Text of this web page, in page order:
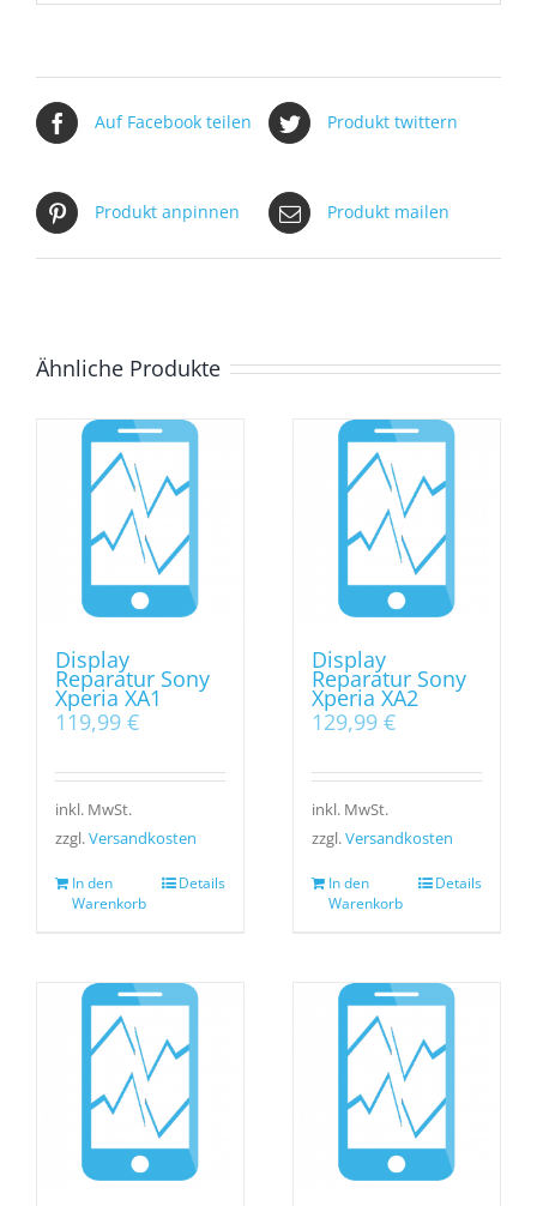
Auf Facebook teilen Produkt twittern
Produkt anpinnen Produkt mailen
Ähnliche Produkte
Display
Reparatur Sony
Xperia XA1
119,99 €
inkl. MwSt.
zzgl.Versandkosten
In den
Warenkorb
Details
Display
Reparatur Sony
Xperia XA2
129,99 €
inkl. MwSt.
zzgl.Versandkosten
In den
Warenkorb
Details